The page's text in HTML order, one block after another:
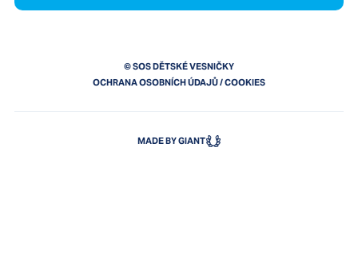
© SOS DĚTSKÉ VESNIČKY
OCHRANA OSOBNÍCH ÚDAJŮ/COOKIES
MADE BY GIANT